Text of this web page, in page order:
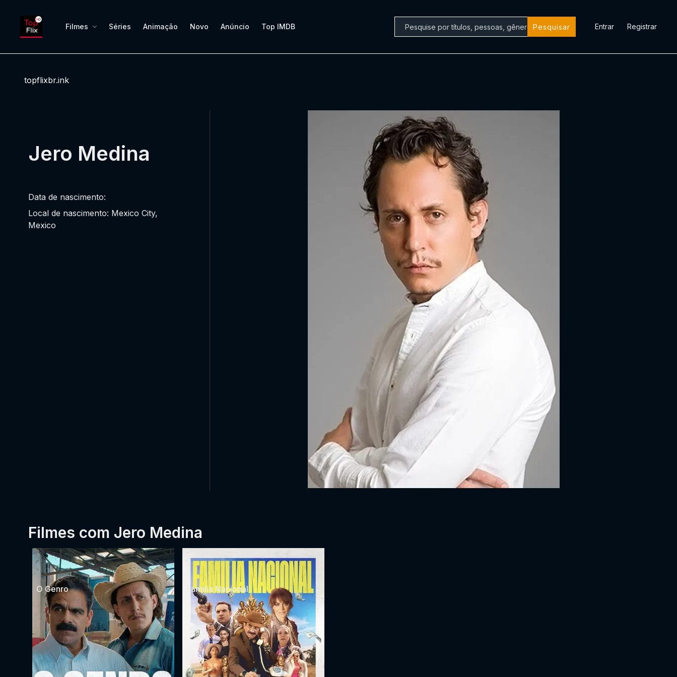
Filmes Séries Animação Novo Anúncio Top IMDB Pesquisar Entrar Registrar
topflixbr.ink
Jero Medina
Data de nascimento:
Local de nascimento: Mexico City,
Mexico
Filmes com Jero Medina
O Genro Familia Nacional